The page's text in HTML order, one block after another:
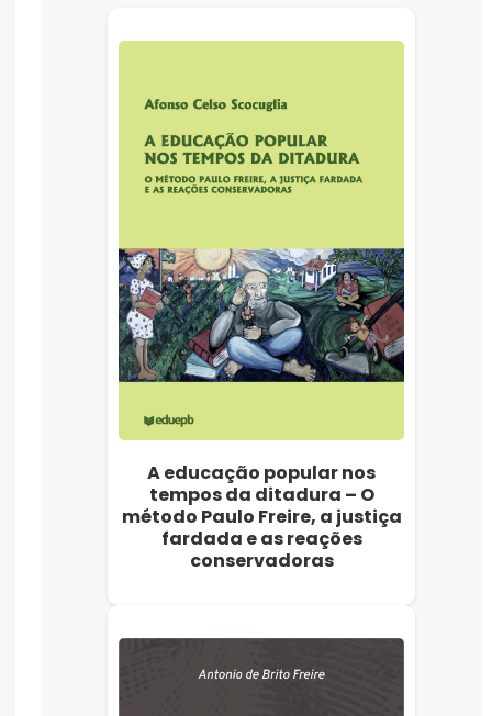
A educação popular nos
tempos da ditadura – O
método Paulo Freire, a justiça
fardada e as reações
conservadoras